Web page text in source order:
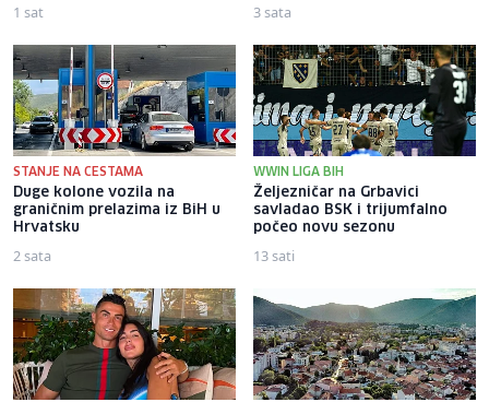
1 sat 3 sata
STANJE NA CESTAMA
Duge kolone vozila na
graničnim prelazima iz BiH u
Hrvatsku
2 sata
WWIN LIGA BIH
Željezničar na Grbavici
savladao BSK i trijumfalno
počeo novu sezonu
13 sati